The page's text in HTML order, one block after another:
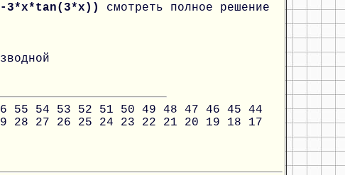
3*x*tan(3*x)) смотреть полное решение
55 54 53 52 51 50 49 48 47 46 45
44
28 27 26 25 24 23 22 21 20 19 18
17